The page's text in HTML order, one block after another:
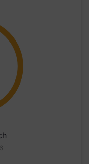
Punkte